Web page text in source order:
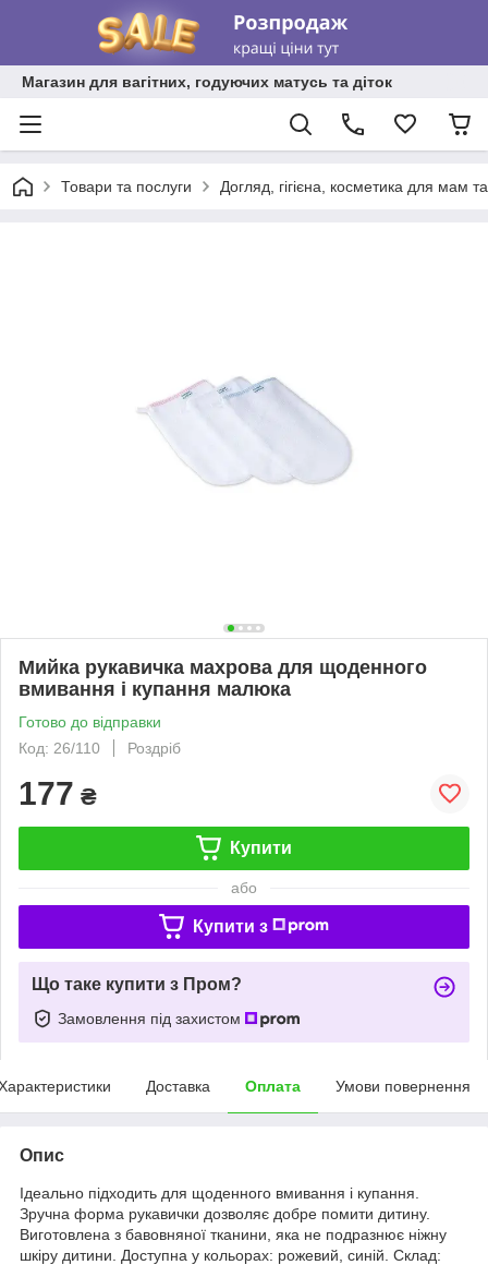
Магазин для вагітних, годуючих матусь та діток
Товари та послуги Догляд, гігієна, косметика для мам та
Мийка рукавичка махрова для щоденного
вмивання і купання малюка
Готово до відправки
Код: 26/110
Роздріб
177 ₴
Купити
або
Купити з
Що таке купити з Пром?
Замовлення під захистом
Доставка Оплата Умови повернення
Опис
Ідеально підходить для щоденного вмивання і купання.
Зручна форма рукавички дозволяє добре помити дитину.
Виготовлена з бавовняної тканини, яка не подразнює ніжну
шкіру дитини. Доступна у кольорах: рожевий, синій. Склад: